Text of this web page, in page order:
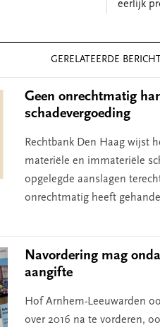
eerlijk
GERELATEERDE
Geen onrechtmatig
schadevergoeding
Rechtbank Den Haag wijst
materiële en immateriële
opgelegde aanslagen
onrechtmatig heeft
Navordering mag
aangifte
Hof Arnhem-Leeuwarden
over 2016 na te vorderen,